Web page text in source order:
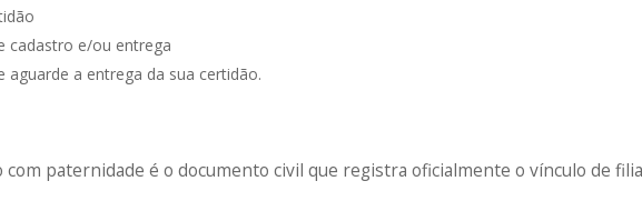
cadastro e/ou entrega
aguarde a entrega da sua certidão.
paternidade é o documento civil que registra oficialmente o vínculo de